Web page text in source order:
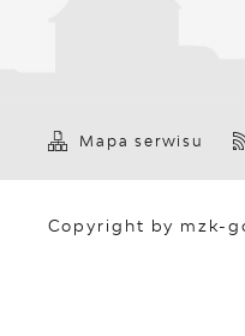
Mapa serwisu
Copyright by mzk-